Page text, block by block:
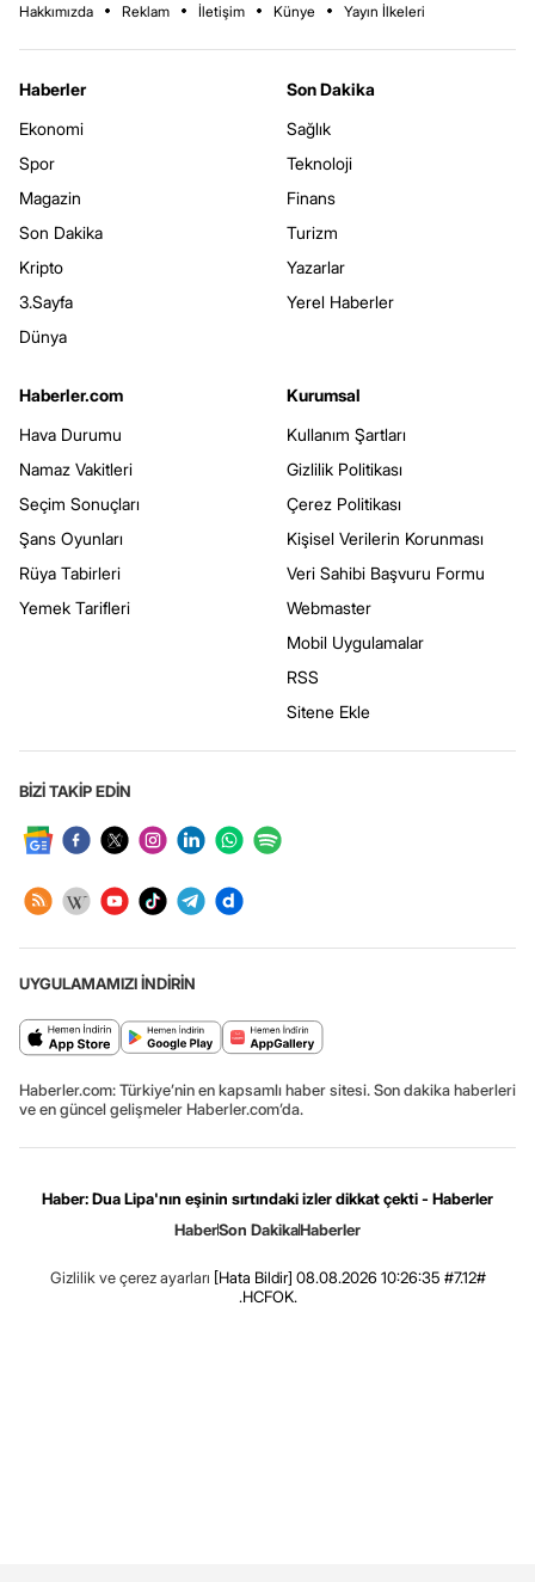
Hakkımızda Reklam İletişim Künye Yayın İlkeleri
Haberler
Ekonomi
Spor
Magazin
Son Dakika
Kripto
3.Sayfa
Dünya
Son Dakika
Sağlık
Teknoloji
Finans
Turizm
Yazarlar
Yerel Haberler
Haberler.com
Hava Durumu
Namaz Vakitleri
Seçim Sonuçları
Şans Oyunları
Rüya Tabirleri
Yemek Tarifleri
Kurumsal
Kullanım Şartları
Gizlilik Politikası
Çerez Politikası
Kişisel Verilerin Korunması
Veri Sahibi Başvuru Formu
Webmaster
Mobil Uygulamalar
RSS
Sitene Ekle
BİZİ TAKİP EDİN
UYGULAMAMIZI İNDİRİN
Haberler.com: Türkiye’nin en kapsamlı haber sitesi. Son dakika haberleri
ve en güncel gelişmeler Haberler.com’da.
Haber: Dua Lipa'nın eşinin sırtındaki izler dikkat çekti - Haberler
HaberSon DakikaHaberler
Gizlilik ve çerez ayarları [Hata Bildir] 08.08.2026 10:26:35 #7.12#
.HCFOK.